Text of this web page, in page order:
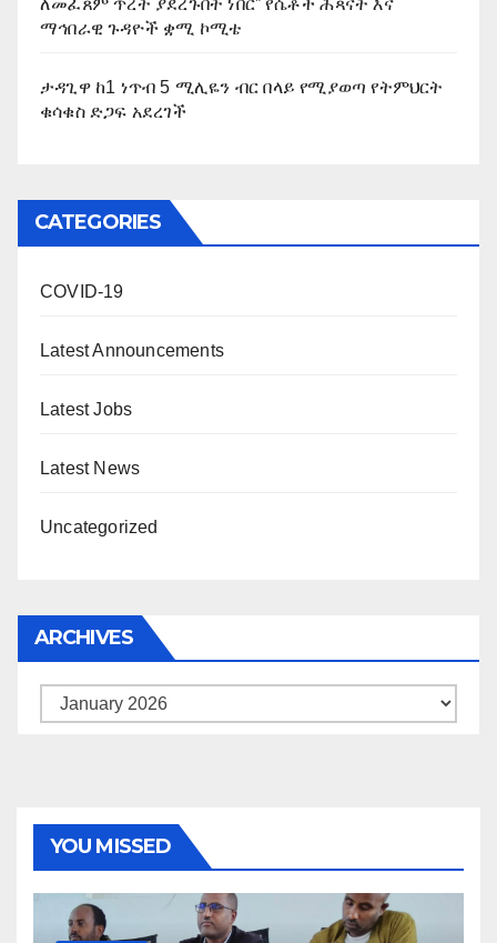
ለመፈጸም ጥረት ያደረጉበት ነበር” የሴቶች ሕጻናት እና
ማኅበራዊ ጉዳዮች ቋሚ ኮሚቴ
ታዳጊዋ ከ1 ነጥብ 5 ሚሊዬን ብር በላይ የሚያወጣ የትምህርት
ቁሳቁስ ድጋፍ አደረገች
CATEGORIES
COVID-19
Latest Announcements
Latest Jobs
Latest News
Uncategorized
ARCHIVES
Archives
YOU MISSED